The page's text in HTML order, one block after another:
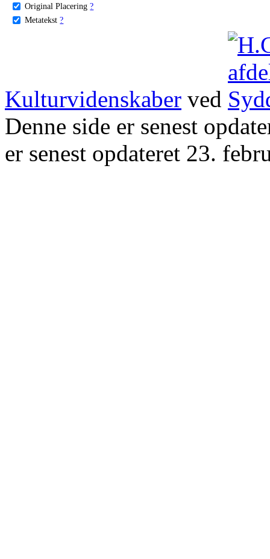
Original Placering ?
Metatekst ?
Kulturvidenskaber ved
Denne side er senest
er senest opdateret 23.